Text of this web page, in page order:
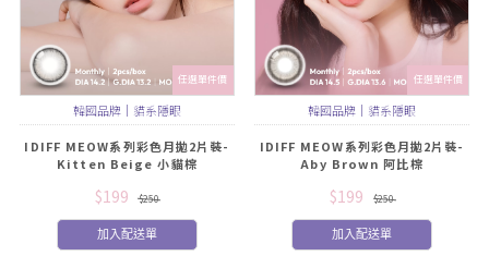
任選單件價
韓國品牌｜貓系隱眼
IDIFF MEOW系列彩色月拋2片裝-
Kitten Beige 小貓棕
$199 $250
加入配送單
任選單件價
韓國品牌｜貓系隱眼
IDIFF MEOW系列彩色月拋2片裝-
Aby Brown 阿比棕
$199 $250
加入配送單